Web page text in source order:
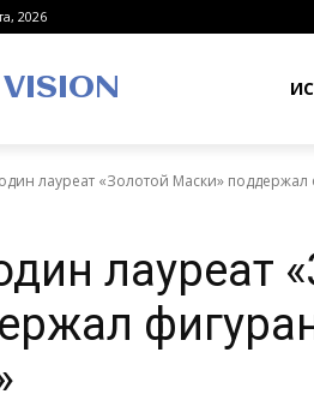
2026
VISION
лауреат «Золотой Маски» поддержал
лауреат